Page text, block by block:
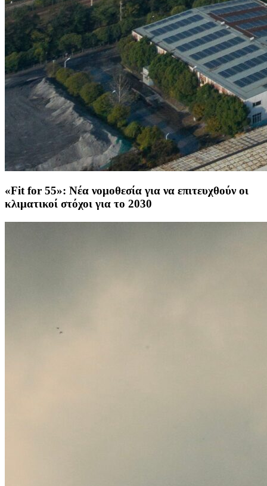
«Fit for 55»: Νέα νομοθεσία για να επιτευχθούν οι
κλιματικοί στόχοι για το 2030